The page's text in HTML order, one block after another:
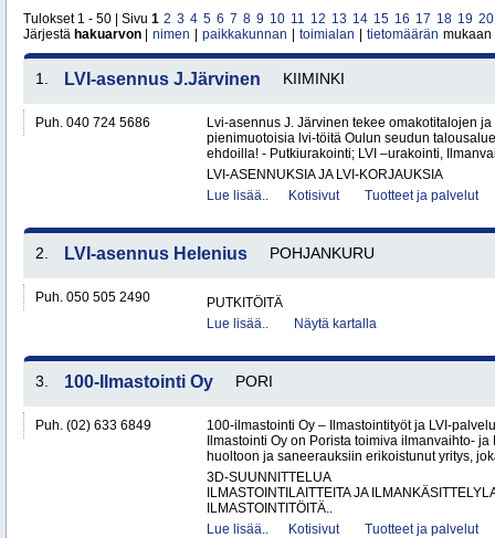
Tulokset 1 - 50 | Sivu 1 2 3 4 5 6 7 8 9 10 11 12 13 14 15 16 17 18 19 20
Järjestä hakuarvon nimen paikkakunnan toimialan tietomäärän mukaan
1. LVI-asennus J.Järvinen KIIMINKI
Puh. 040 724 5686
Lvi-asennus J. Järvinen tekee omakotitalojen
pienimuotoisia lvi-töitä Oulun seudun
ehdoilla! - Putkiurakointi; LVI –urakointi,
LVI-ASENNUKSIA JA LVI-KORJAUKSIA
Lue lisää..
Kotisivut Tuotteet ja palvelut
2. LVI-asennus Helenius POHJANKURU
Puh. 050 505 2490
PUTKITÖITÄ
Lue lisää..
Näytä kartalla
3. 100-Ilmastointi Oy PORI
Puh. (02) 633 6849
100-ilmastointi Oy – Ilmastointityöt ja LVI-
Ilmastointi Oy on Porista toimiva ilmanvaihto-
huoltoon ja saneerauksiin erikoistunut yritys,
3D-SUUNNITTELUA
ILMASTOINTILAITTEITA JA
ILMASTOINTITÖITÄ..
Lue lisää..
Kotisivut Tuotteet ja palvelut